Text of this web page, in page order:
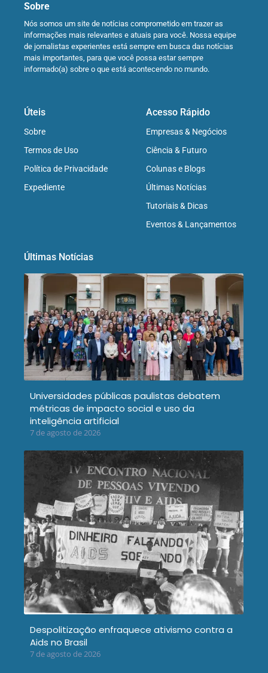
Sobre
Nós somos um site de notícias comprometido em trazer as
informações mais relevantes e atuais para você. Nossa equipe
de jornalistas experientes está sempre em busca das notícias
mais importantes, para que você possa estar sempre
informado(a) sobre o que está acontecendo no mundo.
Úteis
Sobre
Termos de Uso
Política de Privacidade
Expediente
Acesso Rápido
Empresas & Negócios
Ciência & Futuro
Colunas e Blogs
Últimas Notícias
Tutoriais & Dicas
Eventos & Lançamentos
Últimas Notícias
Universidades públicas paulistas debatem
métricas de impacto social e uso da
inteligência artificial
7 de agosto de 2026
Despolitização enfraquece ativismo contra a
Aids no Brasil
7 de agosto de 2026